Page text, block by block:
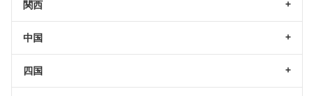
関西
中国
四国